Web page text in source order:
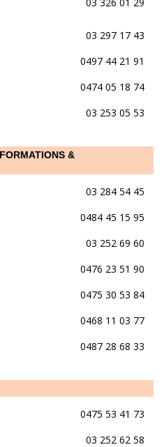
03 297 17 43
0497 44 21 91
0474 05 18 74
03 253 05 53
&
03 284 54 45
0484 45 15 95
03 252 69 60
0476 23 51 90
0475 30 53 84
0468 11 03 77
0487 28 68 33
0475 53 41 73
03 252 62 58